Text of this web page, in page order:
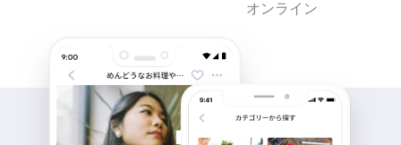
オンライン